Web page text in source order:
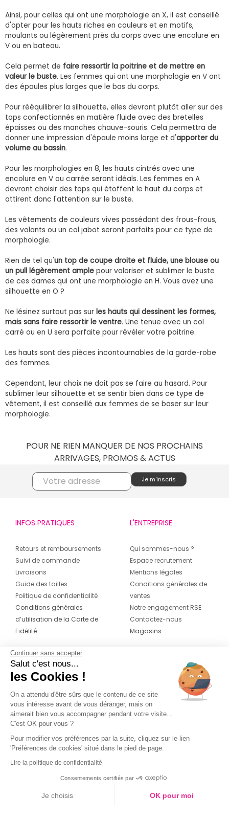
Ainsi, pour celles qui ont une morphologie en X, il est conseillé
d'opter pour les hauts riches en couleurs et en motifs,
moulants ou légèrement près du corps avec une encolure en
V ou en bateau.
Cela permet de faire ressortir la poitrine et de mettre en
valeur le buste. Les femmes qui ont une morphologie en V ont
des épaules plus larges que le bas du corps.
Pour rééquilibrer la silhouette, elles devront plutôt aller sur des
tops confectionnés en matière fluide avec des bretelles
épaisses ou des manches chauve-souris. Cela permettra de
donner une impression d'épaule moins large et d'apporter du
volume au bassin.
Pour les morphologies en 8, les hauts cintrés avec une
encolure en V ou carrée seront idéals. Les femmes en A
devront choisir des tops qui étoffent le haut du corps et
attirent donc l'attention sur le buste.
Les vêtements de couleurs vives possédant des frous-frous,
des volants ou un col jabot seront parfaits pour ce type de
morphologie.
Rien de tel qu'un top de coupe droite et fluide, une blouse ou
un pull légèrement ample pour valoriser et sublimer le buste
de ces dames qui ont une morphologie en H. Vous avez une
silhouette en O ?
Ne lésinez surtout pas sur les hauts qui dessinent les formes,
mais sans faire ressortir le ventre. Une tenue avec un col
carré ou en U sera parfaite pour révéler votre poitrine.
Les hauts sont des pièces incontournables de la garde-robe
des femmes.
Cependant, leur choix ne doit pas se faire au hasard. Pour
sublimer leur silhouette et se sentir bien dans ce type de
vêtement, il est conseillé aux femmes de se baser sur leur
morphologie.
POUR NE RIEN MANQUER DE NOS PROCHAINS
ARRIVAGES, PROMOS & ACTUS
INFOS PRATIQUES
Retours et remboursements
Suivi de commande
Livraisons
Guide des tailles
Politique de confidentialité
Conditions générales
d’utilisation de la Carte de
Fidélité
L'ENTREPRISE
Qui sommes-nous ?
Espace recrutement
Mentions légales
Conditions générales de
ventes
Notre engagement RSE
Contactez-nous
Magasins
CONTACT
04 42 20 78 42
Du lundi au jeudi de 8h30 à 16h30 & le
vendredi de 8h30 à 15h30
Continuer sans accepter
Salut c'est nous...
les Cookies !
On a attendu d'être sûrs que le contenu de ce site
vous intéresse avant de vous déranger, mais on
aimerait bien vous accompagner pendant votre visite...
C'est OK pour vous ?
Pour modifier vos préférences par la suite, cliquez sur le lien
'Préférences de cookies' situé dans le pied de page.
Lire la politique de confidentialité
Consentements certifiés par
Je choisis OK pour moi